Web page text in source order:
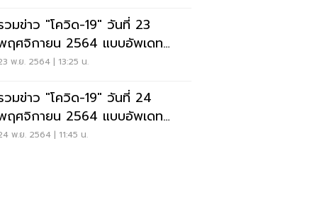
วมข่าว "โควิด-19" วันที่ 23
ฤศจิกายน 2564 แบบอัพเดท
าสุด
พ.ย. 2564 | 13:25 น.
วมข่าว "โควิด-19" วันที่ 24
ฤศจิกายน 2564 แบบอัพเดท
าสุด
พ.ย. 2564 | 11:45 น.